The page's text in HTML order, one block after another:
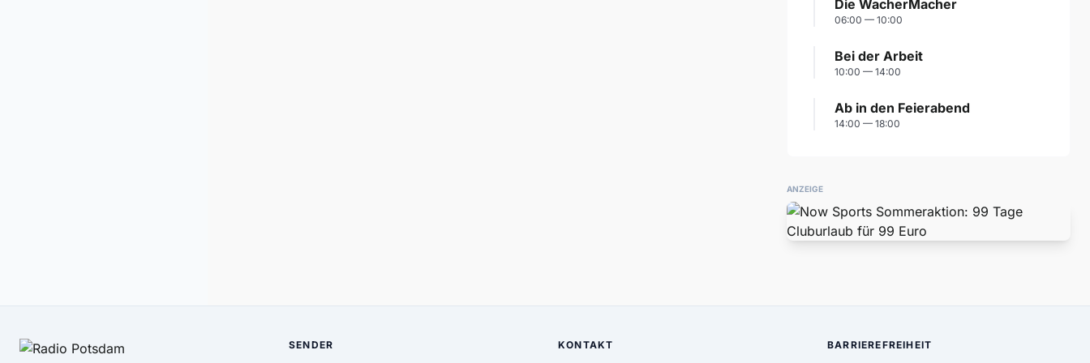
Die WacherMacher
06:00 — 10:00
Bei der Arbeit
10:00 — 14:00
Ab in den Feierabend
14:00 — 18:00
ANZEIGE
SENDER KONTAKT BARRIEREFREIHEIT